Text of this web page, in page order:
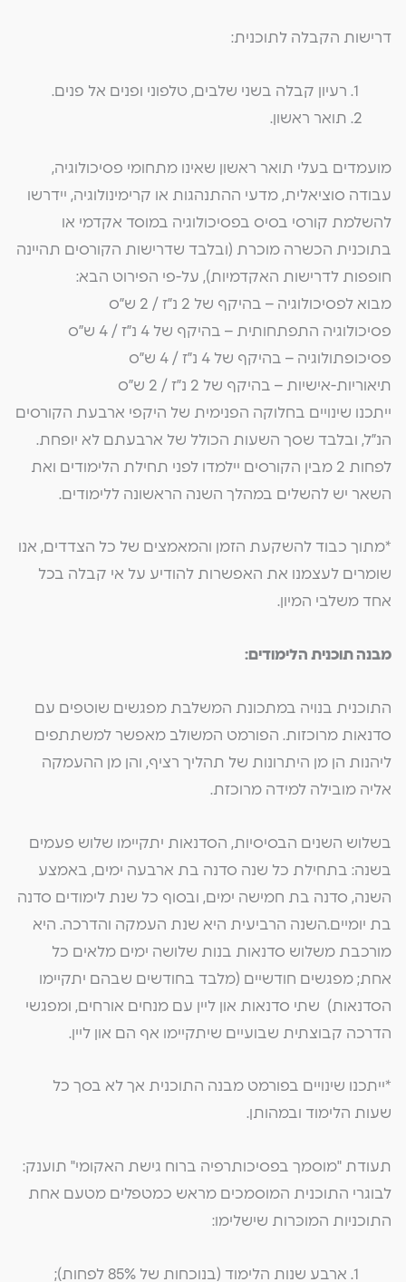
דרישות הקבלה לתוכנית:
רעיון קבלה בשני שלבים, טלפוני ופנים אל פנים.
תואר ראשון.
מועמדים בעלי תואר ראשון שאינו מתחומי פסיכולוגיה,
עבודה סוציאלית, מדעי ההתנהגות או קרימינולוגיה, יידרשו
להשלמת קורסי בסיס בפסיכולוגיה במוסד אקדמי או
בתוכנית הכשרה מוכרת (ובלבד שדרישות הקורסים תהיינה
חופפות לדרישות האקדמיות), על-פי הפירוט הבא:
מבוא לפסיכולוגיה – בהיקף של 2 נ”ז / 2 ש”ס
פסיכולוגיה התפתחותית – בהיקף של 4 נ”ז / 4 ש”ס
פסיכופתולוגיה – בהיקף של 4 נ”ז / 4 ש”ס
תיאוריות-אישיות – בהיקף של 2 נ”ז / 2 ש”ס
ייתכנו שינויים בחלוקה הפנימית של היקפי ארבעת הקורסים
הנ”ל, ובלבד שסך השעות הכולל של ארבעתם לא יופחת.
לפחות 2 מבין הקורסים יילמדו לפני תחילת הלימודים ואת
השאר יש להשלים במהלך השנה הראשונה ללימודים.
*מתוך כבוד להשקעת הזמן והמאמצים של כל הצדדים, אנו
שומרים לעצמנו את האפשרות להודיע על אי קבלה בכל
אחד משלבי המיון.
מבנה תוכנית הלימודים:
התוכנית בנויה במתכונת המשלבת מפגשים שוטפים עם
סדנאות מרוכזות. הפורמט המשולב מאפשר למשתתפים
ליהנות הן מן היתרונות של תהליך רציף, והן מן ההעמקה
אליה מובילה למידה מרוכזת.
בשלוש השנים הבסיסיות, הסדנאות יתקיימו שלוש פעמים
בשנה: בתחילת כל שנה סדנה בת ארבעה ימים, באמצע
השנה, סדנה בת חמישה ימים, ובסוף כל שנת לימודים סדנה
בת יומיים.השנה הרביעית היא שנת העמקה והדרכה. היא
מורכבת משלוש סדנאות בנות שלושה ימים מלאים כל
אחת; מפגשים חודשיים (מלבד בחודשים שבהם יתקיימו
הסדנאות) שתי סדנאות און ליין עם מנחים אורחים, ומפגשי
הדרכה קבוצתית שבועיים שיתקיימו אף הם און ליין.
*ייתכנו שינויים בפורמט מבנה התוכנית אך לא בסך כל
שעות הלימוד ובמהותן.
תעודת "מוסמך בפסיכותרפיה ברוח גישת האקומי" תוענק:
לבוגרי התוכנית המוסמכים מראש כמטפלים מטעם אחת
התוכניות המוכּרות שישלימו:
ארבע שנות הלימוד (בנוכחות של 85% לפחות);